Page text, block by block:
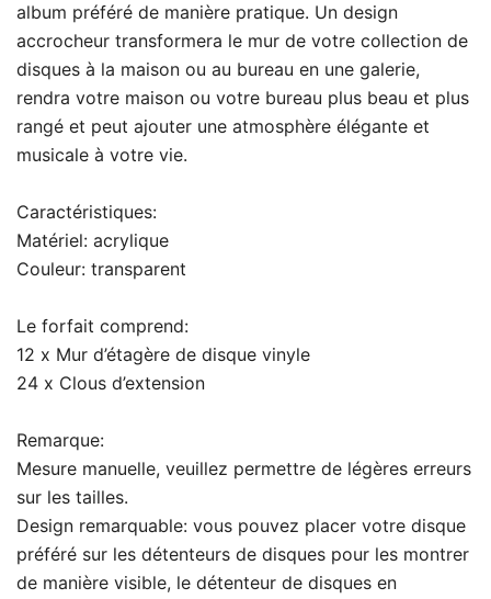
album préféré de manière pratique. Un design
accrocheur transformera le mur de votre collection de
disques à la maison ou au bureau en une galerie,
rendra votre maison ou votre bureau plus beau et plus
rangé et peut ajouter une atmosphère élégante et
musicale à votre vie.
Caractéristiques:
Matériel: acrylique
Couleur: transparent
Le forfait comprend:
12 x Mur d’étagère de disque vinyle
24 x Clous d’extension
Remarque:
Mesure manuelle, veuillez permettre de légères erreurs
sur les tailles.
Design remarquable: vous pouvez placer votre disque
préféré sur les détenteurs de disques pour les montrer
de manière visible, le détenteur de disques en